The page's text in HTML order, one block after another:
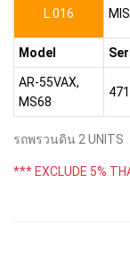
L.016
Model
AR-55VAX,
MS68
รถพรวนดิน 2 UNITS
*** EXCLUDE 5%